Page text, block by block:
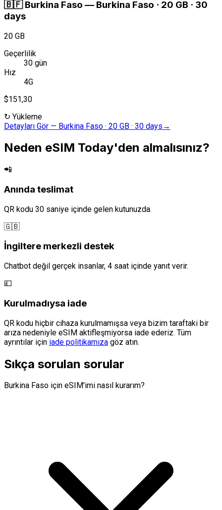
🇧🇫 Burkina Faso — Burkina Faso · 20 GB · 30
days
20 GB
Geçerlilik
30 gün
Hız
4G
$151,30
↻ Yükleme
Detayları Gör — Burkina Faso · 20 GB · 30 days →
Neden eSIM Today'den almalısınız?
📲
Anında teslimat
QR kodu 30 saniye içinde gelen kutunuzda.
🇬🇧
İngiltere merkezli destek
Chatbot değil gerçek insanlar, 4 saat içinde yanıt verir.
💷
Kurulmadıysa iade
QR kodu hiçbir cihaza kurulmamışsa veya bizim taraftaki bir
arıza nedeniyle eSIM aktifleşmiyorsa iade ederiz. Tüm
ayrıntılar için iade politikamıza göz atın.
Sıkça sorulan sorular
Burkina Faso için eSIM'imi nasıl kurarım?